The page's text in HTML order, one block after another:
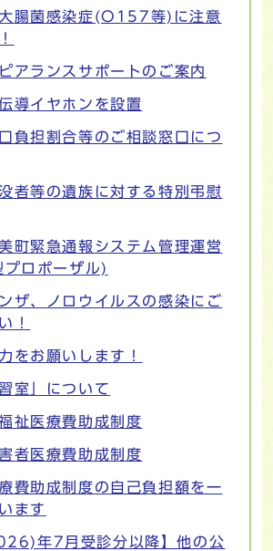
腸菌感染症(O157等)に注意
アランスサポートのご案内
導イヤホンを設置
負担割合等のご相談窓口につ
者等の遺族に対する特別弔慰
町緊急通報システム管理運営
ロポーザル)
ザ、ノロウイルスの感染にご
！
をお願いします！
室」について
祉医療費助成制度
者医療費助成制度
費助成制度の自己負担額を一
ます
年7月受診分以降】他の公